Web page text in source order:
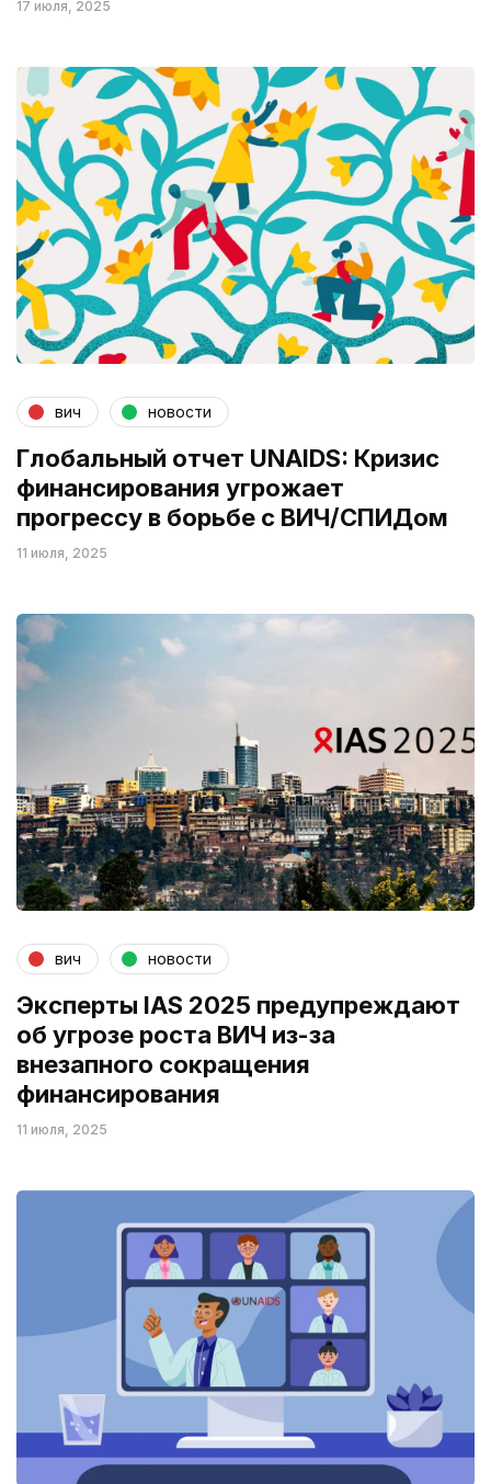
17 июля, 2025
вич новости
Глобальный отчет UNAIDS: Кризис
финансирования угрожает
прогрессу в борьбе с ВИЧ/СПИДом
11 июля, 2025
вич новости
Эксперты IAS 2025 предупреждают
об угрозе роста ВИЧ из-за
внезапного сокращения
финансирования
11 июля, 2025